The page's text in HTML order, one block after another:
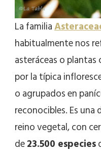
La familia
habitualmente nos
asteráceas o
por la típica
o agrupados en
reconocibles. Es una
reino vegetal, con
de23.500 especies